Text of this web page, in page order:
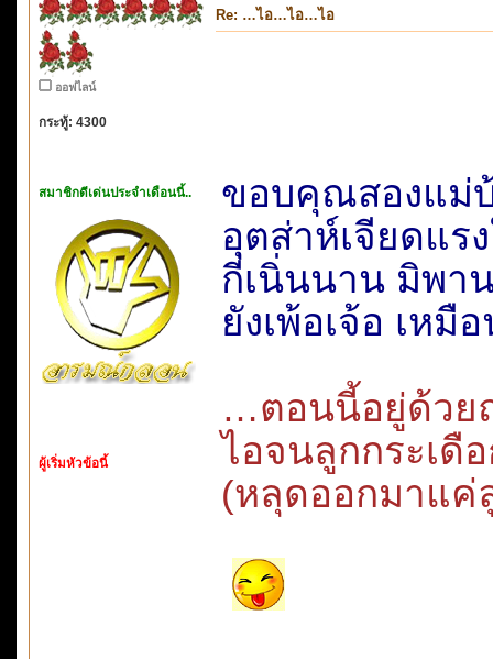
ออฟไลน์
กระทู้: 4300
สมาชิกดีเด่นประจำเดือนนี้..
ผู้เริ่มหัวข้อนี้
Re: …ไอ…ไอ…ไอ
ขอบคุณสองแม่
อุตส่าห์เจียดแร
กี่เนิ่นนาน มิพา
ยังเพ้อเจ้อ เหมื
…ตอนนี้อยู่ด้วย
ไอจนลูกกระเ
(หลุดออกมาแค่